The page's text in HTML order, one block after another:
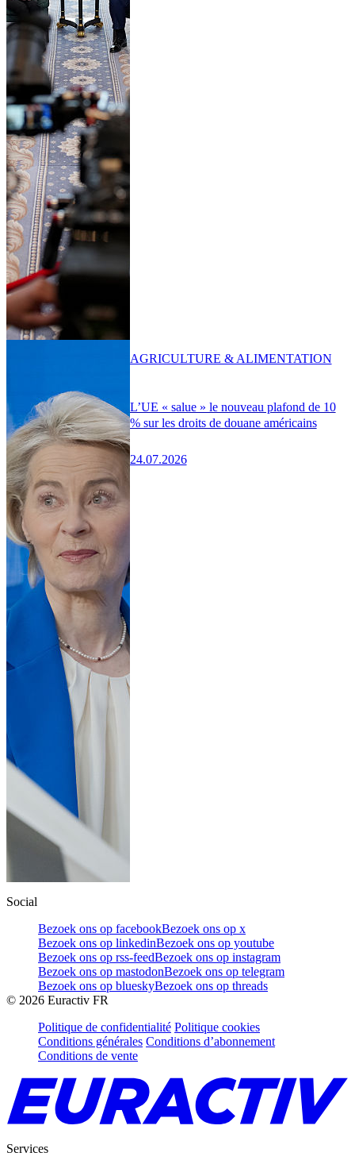
L’UE « salue » le nouveau plafond de 10
% sur les droits de douane américains
24.07.2026
AGRICULTURE & ALIMENTATION
Social
Bezoek ons op facebookBezoek ons op x
Bezoek ons op linkedinBezoek ons op youtube
Bezoek ons op rss-feedBezoek ons op instagram
Bezoek ons op mastodonBezoek ons op telegram
Bezoek ons op blueskyBezoek ons op threads
© 2026 Euractiv FR
Politique de confidentialité Politique cookies
Conditions générales Conditions d’abonnement
Conditions de vente
Services